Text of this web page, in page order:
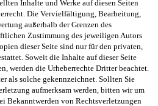
Inhalte und Werke auf diesen Seiten
Die Vervielfältigung, Bearbeitung,
außerhalb der Grenzen des
Zustimmung des jeweiligen Autors
dieser Seite sind nur für den privaten,
Soweit die Inhalte auf dieser Seite
werden die Urheberrechte Dritter beachtet.
als solche gekennzeichnet. Sollten Sie
aufmerksam werden, bitten wir um
Bekanntwerden von Rechtsverletzungen